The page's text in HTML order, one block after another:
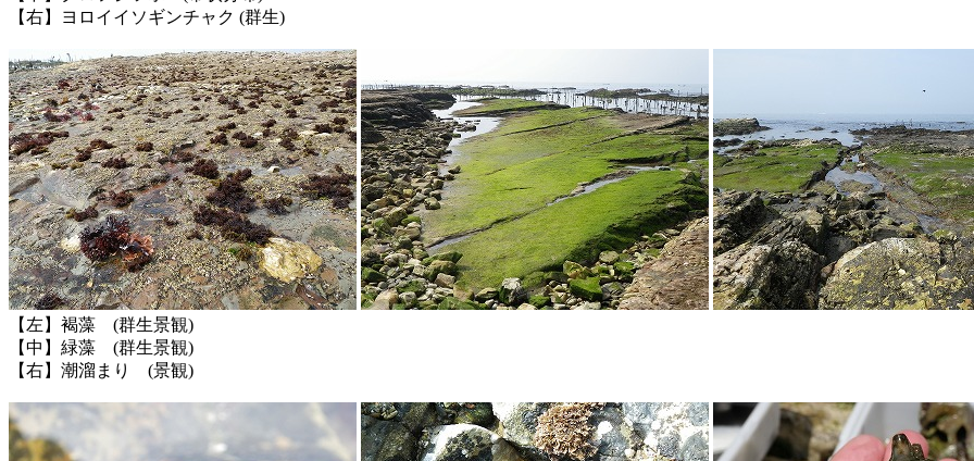
【右】ヨロイイソギンチャク (群生)
【左】褐藻 (群生景観)
【中】緑藻 (群生景観)
【右】潮溜まり (景観)